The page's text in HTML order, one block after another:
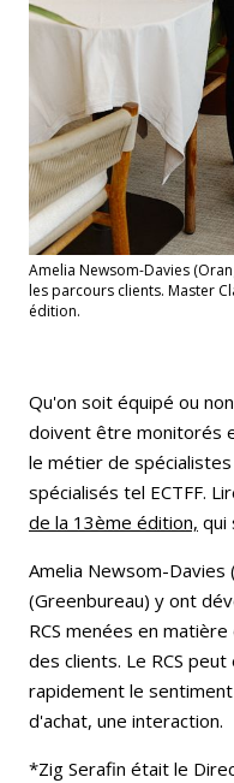
Amelia Newsom-Davies
les parcours clients. Master
édition.
Qu'on soit équipé ou
doivent être monitorés
le métier de
spécialisés tel ECTFF.
de la 13ème édition, qui
Amelia Newsom-Davies
(Greenbureau) y ont
RCS menées en
des clients. Le RCS
rapidement le
d'achat, une interaction.
*Zig Serafin était le